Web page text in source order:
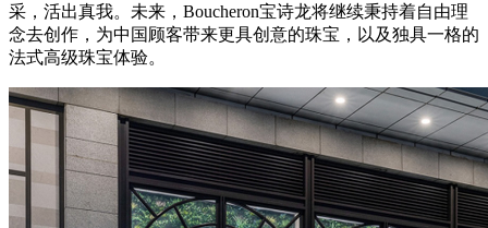
采，活出真我。未来，Boucheron宝诗龙将继续秉持着自由理
念去创作，为中国顾客带来更具创意的珠宝，以及独具一格的
法式高级珠宝体验。